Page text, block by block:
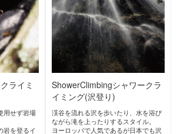
[sn] super.natural
エスエヌ スーパー・ナチ
Switzerland
FeNEEDS
フェニーズ
Japan